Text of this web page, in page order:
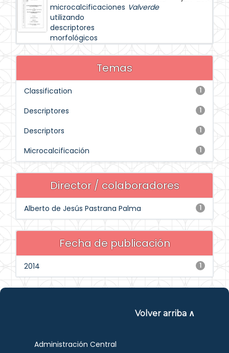
microcalcificaciones
utilizando
descriptores
morfológicos
Valverde
Temas
1
Classification
1
Descriptores
1
Descriptors
1
Microcalcificación
Director / colaboradores
1
Alberto de Jesús Pastrana Palma
Fecha de publicación
1
2014
Volver arriba ∧
Administración Central